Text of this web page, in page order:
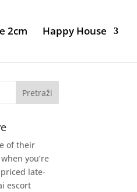
2cm Happy House
of their
you’re
late-
escort